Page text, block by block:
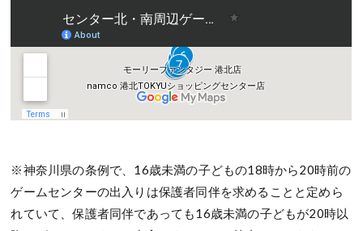
※神奈川県の条例で、16歳未満の子どもの18時から20時前の
ゲームセンターの出入りは保護者同伴を求めることと定めら
れていて、保護者同伴であっても16歳未満の子どもが20時以